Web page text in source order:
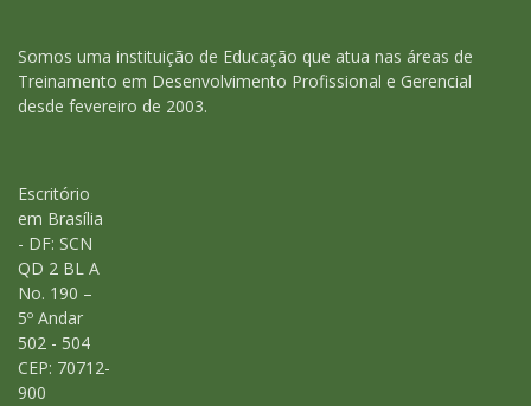
Somos uma instituição de Educação que atua nas áreas de
Treinamento em Desenvolvimento Profissional e Gerencial
desde fevereiro de 2003.
Escritório
em Brasília
- DF: SCN
QD 2 BL A
No. 190 –
5º Andar
502 - 504
CEP: 70712-
900